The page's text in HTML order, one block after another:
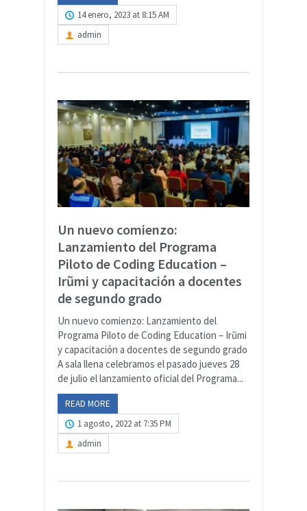
14 enero, 2023 at 8:15 AM
admin
Un nuevo comienzo:
Lanzamiento del Programa
Piloto de Coding Education –
Irũmi y capacitación a docentes
de segundo grado
Un nuevo comienzo: Lanzamiento del
Programa Piloto de Coding Education – Irũmi
y capacitación a docentes de segundo grado
A sala llena celebramos el pasado jueves 28
de julio el lanzamiento oficial del Programa...
READ MORE
1 agosto, 2022 at 7:35 PM
admin